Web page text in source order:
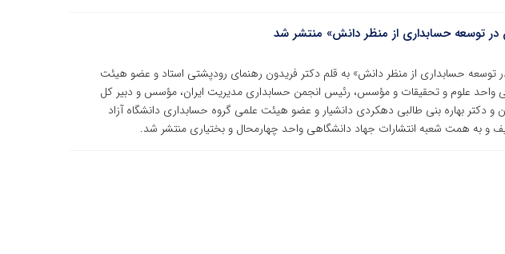
در توسعه حسابداری از منظر دانش» منتشر شد
توسعه حسابداری از منظر دانش» به قلم دکتر فریدون رهنمای رودپشتی استاد و عضو هیئت
واحد علوم و تحقیقات و مؤسس، رئیس انجمن حسابداری مدیریت ایران، مؤسس و دبیر کل
و دکتر بهاره بنی طالبی دهکردی دانشیار و عضو هیئت علمی گروه حسابداری دانشگاه آزاد
و به همت شعبه انتشارات جهاد دانشگاهی واحد چهارمحال و بختیاری منتشر شد.